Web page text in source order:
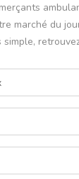
marché du
simple,